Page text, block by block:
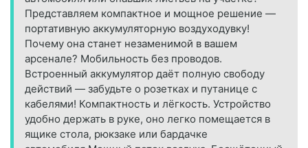
Представляем компактное и мощное решение —
портативную аккумуляторную воздуходувку!
Почему она станет незаменимой в вашем
арсенале? Мобильность без проводов.
Встроенный аккумулятор даёт полную свободу
действий — забудьте о розетках и путанице с
кабелями! Компактность и лёгкость. Устройство
удобно держать в руке, оно легко помещается в
ящике стола, рюкзаке или бардачке